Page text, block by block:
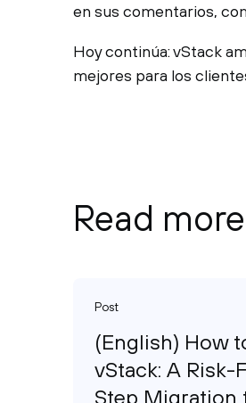
en sus comentarios,
Hoy continúa: vStack
mejores para los
Read more
Post
(English) How
vStack: A Risk-
Step Migration